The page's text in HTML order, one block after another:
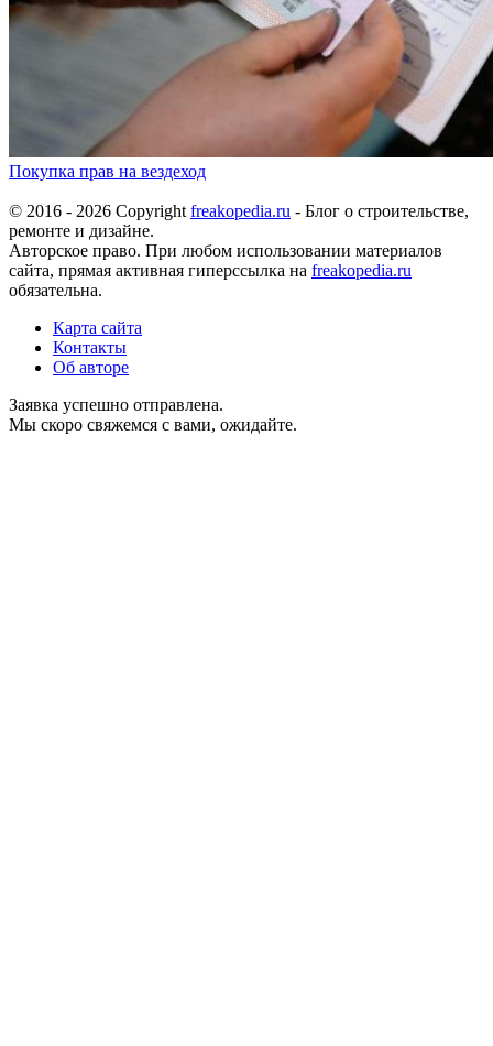
Покупка прав на вездеход
© 2016 - 2026 Copyright freakopedia.ru - Блог о строительстве,
ремонте и дизайне.
Авторское право. При любом использовании материалов
сайта, прямая активная гиперссылка на freakopedia.ru
обязательна.
Карта сайта
Контакты
Об авторе
Заявка успешно отправлена.
Мы скоро свяжемся с вами, ожидайте.